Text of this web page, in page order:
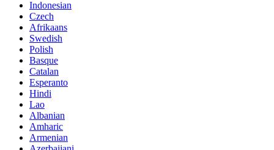
Indonesian
Czech
Afrikaans
Swedish
Polish
Basque
Catalan
Esperanto
Hindi
Lao
Albanian
Amharic
Armenian